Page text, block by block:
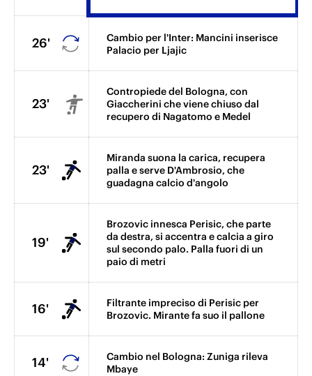
26'
Cambio per l'Inter: Mancini inserisce
Palacio per Ljajic
23'
Contropiede del Bologna, con
Giaccherini che viene chiuso dal
recupero di Nagatomo e Medel
23'
Miranda suona la carica, recupera
palla e serve D'Ambrosio, che
guadagna calcio d'angolo
19'
Brozovic innesca Perisic, che parte
da destra, si accentra e calcia a giro
sul secondo palo. Palla fuori di un
paio di metri
16'
Filtrante impreciso di Perisic per
Brozovic. Mirante fa suo il pallone
14'
Cambio nel Bologna: Zuniga rileva
Mbaye